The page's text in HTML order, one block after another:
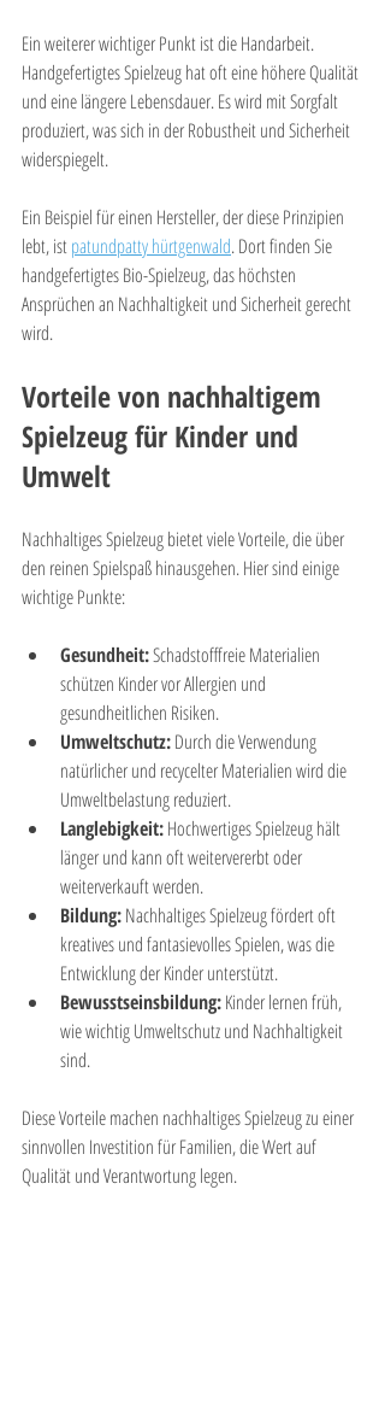
Ein weiterer wichtiger Punkt ist die Handarbeit.
Handgefertigtes Spielzeug hat oft eine höhere Qualität
und eine längere Lebensdauer. Es wird mit Sorgfalt
produziert, was sich in der Robustheit und Sicherheit
widerspiegelt.
Ein Beispiel für einen Hersteller, der diese Prinzipien
lebt, ist patundpatty hürtgenwald. Dort finden Sie
handgefertigtes Bio-Spielzeug, das höchsten
Ansprüchen an Nachhaltigkeit und Sicherheit gerecht
wird.
Vorteile von nachhaltigem
Spielzeug für Kinder und
Umwelt
Nachhaltiges Spielzeug bietet viele Vorteile, die über
den reinen Spielspaß hinausgehen. Hier sind einige
wichtige Punkte:
Gesundheit: Schadstofffreie Materialien
schützen Kinder vor Allergien und
gesundheitlichen Risiken.
Umweltschutz: Durch die Verwendung
natürlicher und recycelter Materialien wird die
Umweltbelastung reduziert.
Langlebigkeit: Hochwertiges Spielzeug hält
länger und kann oft weitervererbt oder
weiterverkauft werden.
Bildung: Nachhaltiges Spielzeug fördert oft
kreatives und fantasievolles Spielen, was die
Entwicklung der Kinder unterstützt.
Bewusstseinsbildung: Kinder lernen früh,
wie wichtig Umweltschutz und Nachhaltigkeit
sind.
Diese Vorteile machen nachhaltiges Spielzeug zu einer
sinnvollen Investition für Familien, die Wert auf
Qualität und Verantwortung legen.